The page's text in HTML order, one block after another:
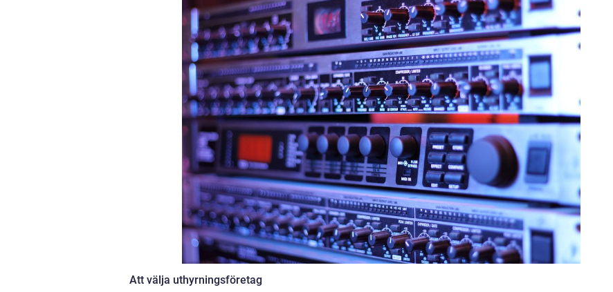
Att välja uthyrningsföretag